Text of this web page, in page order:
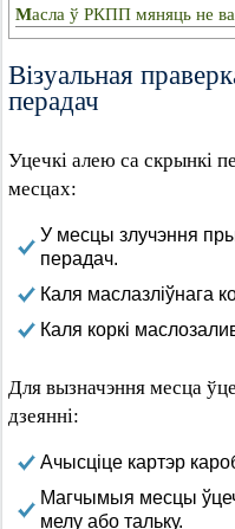
Масла ў РКПП мяняць не
Візуальная
перадач
Уцечкі алею са скрынкі
месцах:
У месцы злучэння
перадач.
Каля маслазліўнага
Каля коркі
Для вызначэння месца
дзеянні:
Ачысціце картэр
Магчымыя месцы
мелу або тальку.